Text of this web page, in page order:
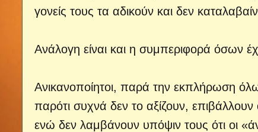
γονείς τους τα αδικούν και δεν
Ανάλογη είναι και η συμπεριφορά όσων
Ανικανοποίητοι, παρά την εκπλήρωση
παρότι συχνά δεν το αξίζουν,
ενώ δεν λαμβάνουν υπόψιν τους ότι οι